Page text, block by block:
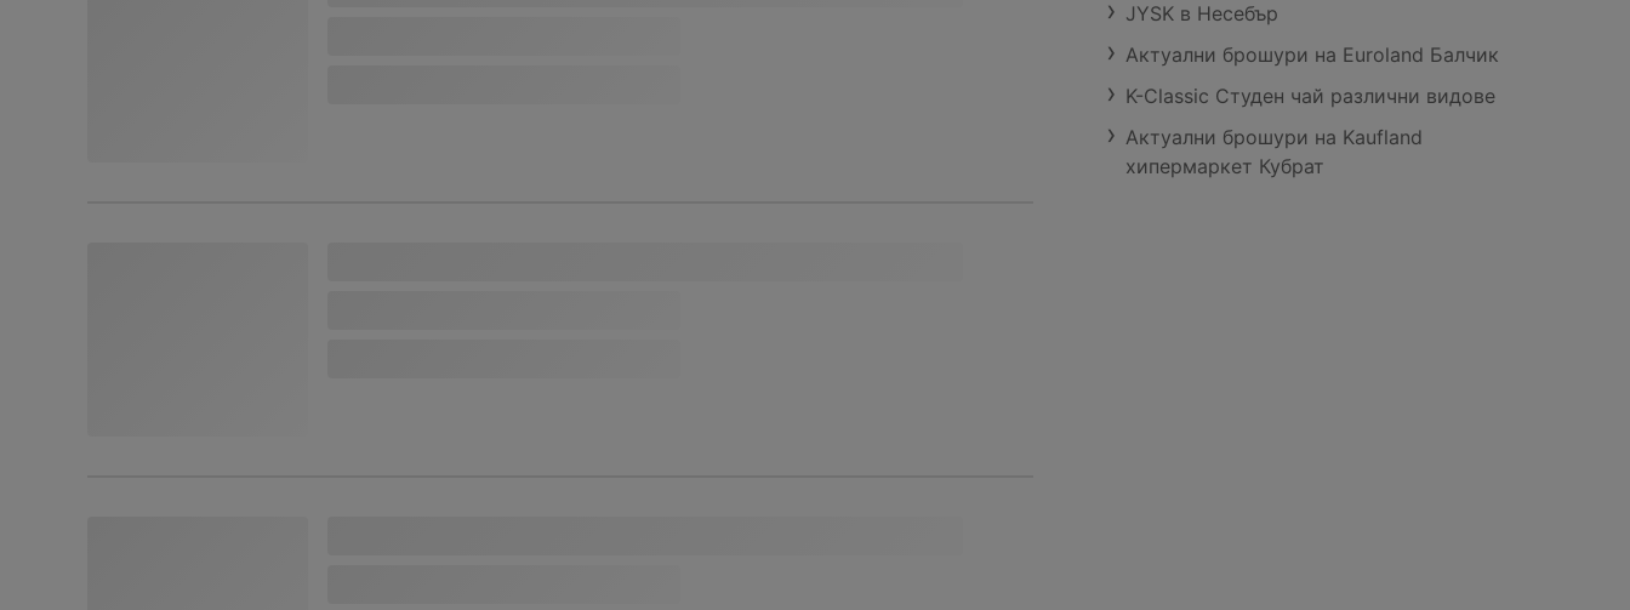
JYSK в Несебър
Актуални брошури на Euroland Балчик
K-Classic Студен чай различни видове
Актуални брошури на Kaufland
хипермаркет Кубрат